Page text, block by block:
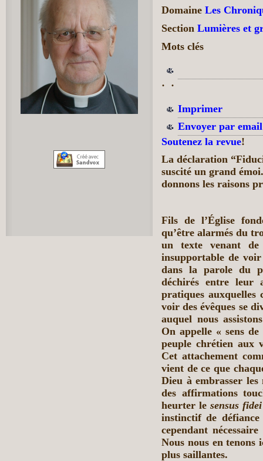
Domaine Les
Section Lumières et
Mots clés
· ·
Imprimer
Envoyer par email
Soutenez la revue!
La déclaration
suscité un grand
donnons les raisons
Fils de l’Église
qu’être alarmés du
un texte venant de
insupportable de
dans la parole du
déchirés entre leur
pratiques auxquelles
voir des évêques se
auquel nous
On appelle « sens
peuple chrétien aux
Cet attachement
vient de ce que
Dieu à embrasser les
des affirmations
heurter le sensus fidei
instinctif de
cependant
Nous nous en tenons
plus saillantes.